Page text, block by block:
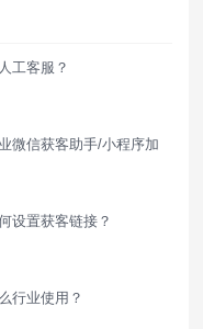
工客服？
微信获客助手/小程序加
设置获客链接？
行业使用？